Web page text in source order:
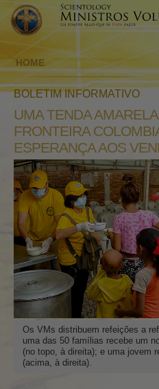
HOME
BOLETIM INFORMATIVO
UMA TENDA
FRONTEIRA
ESPERANÇA AOS
Os VMs distribuem refeições a
uma das 50 famílias recebe um
(no topo, à direita); e uma jovem
(acima, à direita).